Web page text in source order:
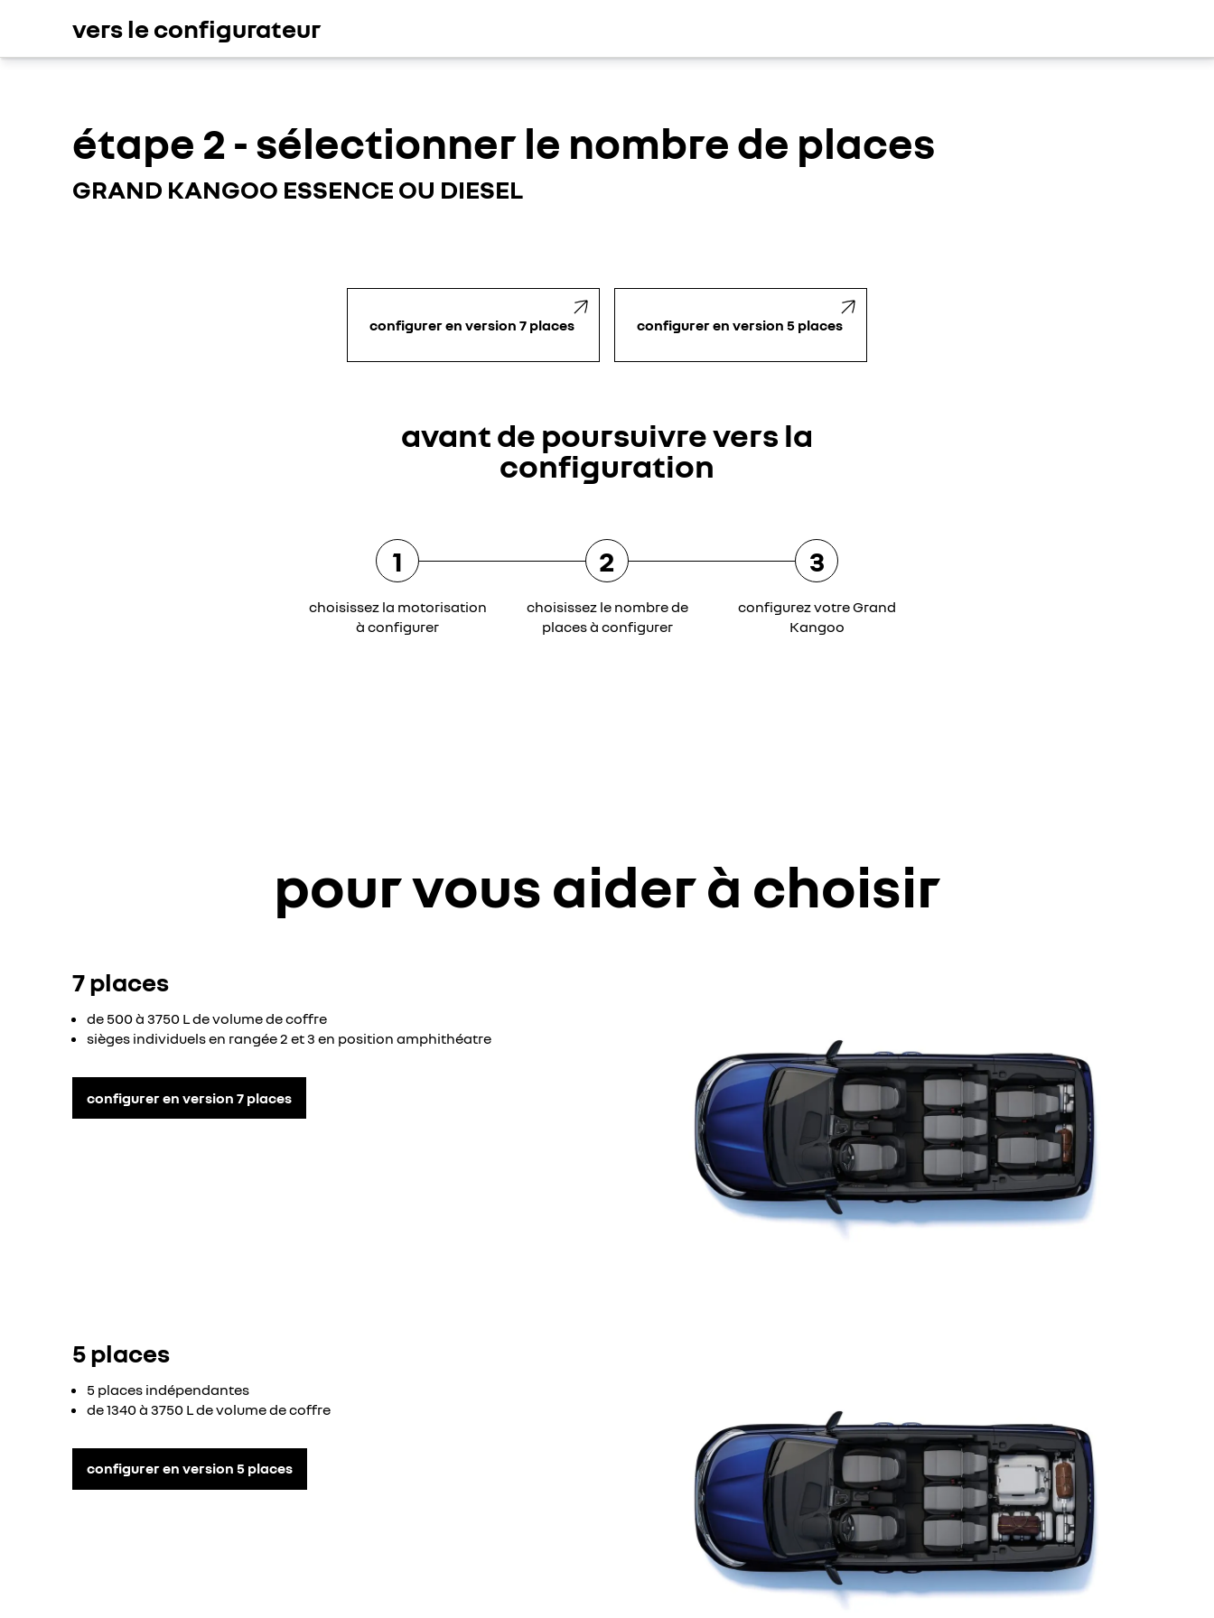
vers le configurateur
étape 2 - sélectionner le nombre de places
GRAND KANGOO ESSENCE OU DIESEL
configurer en version 7 places configurer en version 5 places
avant de poursuivre vers la
configuration
1
choisissez la motorisation
à configurer
2
choisissez le nombre de
places à configurer
3
configurez votre Grand
Kangoo
pour vous aider à choisir
7 places
de 500 à 3750 L de volume de coffre
sièges individuels en rangée 2 et 3 en position amphithéatre
configurer en version 7 places
5 places
5 places indépendantes
de 1340 à 3750 L de volume de coffre
configurer en version 5 places